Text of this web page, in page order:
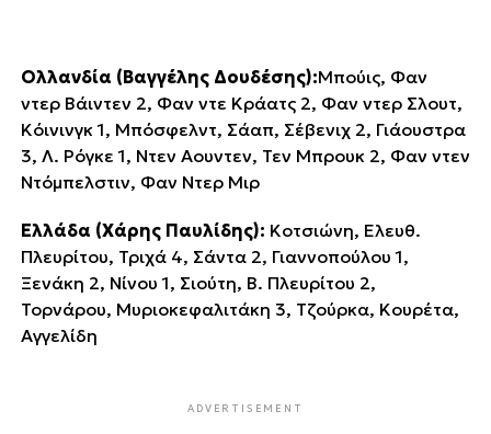
Ολλανδία (Βαγγέλης Δουδέσης):Μπούις, Φαν
ντερ Βάιντεν 2, Φαν ντε Κράατς 2, Φαν ντερ Σλουτ,
Κόινινγκ 1, Μπόσφελντ, Σάαπ, Σέβενιχ 2, Γιάουστρα
3, Λ. Ρόγκε 1, Ντεν Αουντεν, Τεν Μπρουκ 2, Φαν ντεν
Ντόμπελστιν, Φαν Ντερ Μιρ
Ελλάδα (Χάρης Παυλίδης): Κοτσιώνη, Ελευθ.
Πλευρίτου, Τριχά 4, Σάντα 2, Γιαννοπούλου 1,
Ξενάκη 2, Νίνου 1, Σιούτη, Β. Πλευρίτου 2,
Τορνάρου, Μυριοκεφαλιτάκη 3, Τζούρκα, Κουρέτα,
Αγγελίδη
ADVERTISEMENT